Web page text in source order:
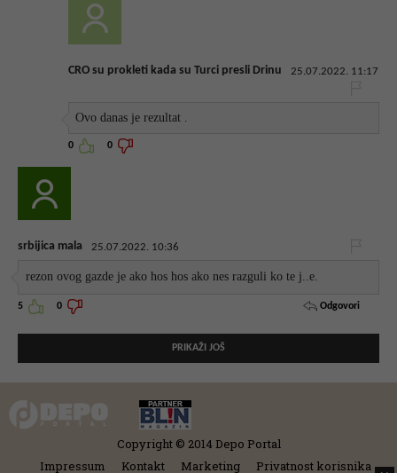
CRO su prokleti kada su Turci presli Drinu 25.07.2022. 11:17
Ovo danas je rezultat .
0 0
srbijica mala 25.07.2022. 10:36
rezon ovog gazde je ako hos hos ako nes razguli ko te j..e.
5 0 Odgovori
PRIKAŽI JOŠ
Copyright © 2014 Depo Portal
Impressum
Kontakt Marketing Privatnost korisnika